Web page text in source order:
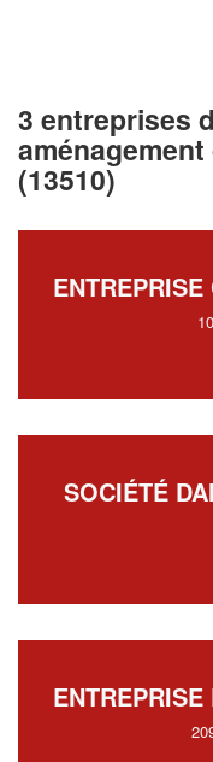
3 entreprises
(13510)
SOCIÉTÉ